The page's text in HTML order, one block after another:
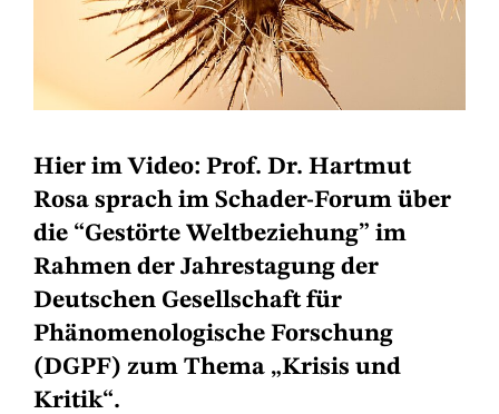
Hier im Video: Prof. Dr. Hartmut
Rosa sprach im Schader-Forum über
die “Gestörte Weltbeziehung” im
Rahmen der Jahrestagung der
Deutschen Gesellschaft für
Phänomenologische Forschung
(DGPF) zum Thema „Krisis und
Kritik“.